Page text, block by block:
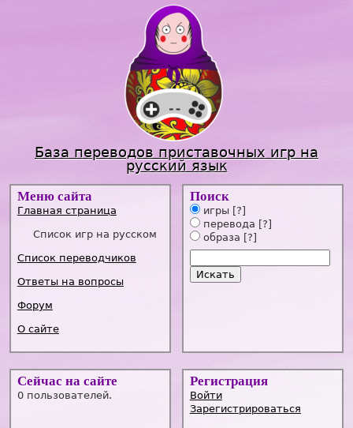
Jump to navigation
База переводов приставочных игр на
русский язык
Меню сайта
Главная страница
Список игр на русском
Список переводчиков
Ответы на вопросы
Форум
О сайте
Поиск
игры [?]
перевода [?]
образа [?]
Сейчас на сайте
0 пользователей.
Регистрация
Войти
Зарегистрироваться